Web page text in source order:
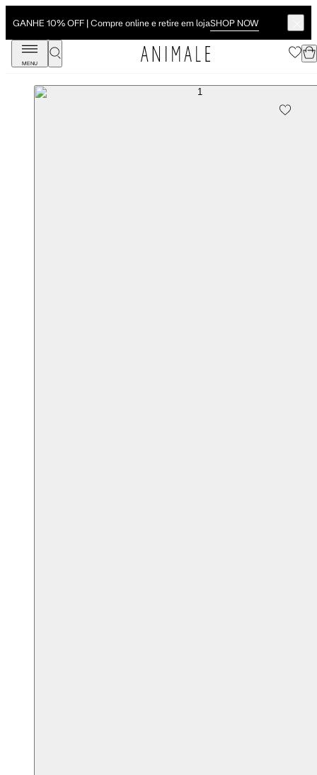
GANHE 10% OFF | Compre online e retire em lojaSHOP NOW
MENU